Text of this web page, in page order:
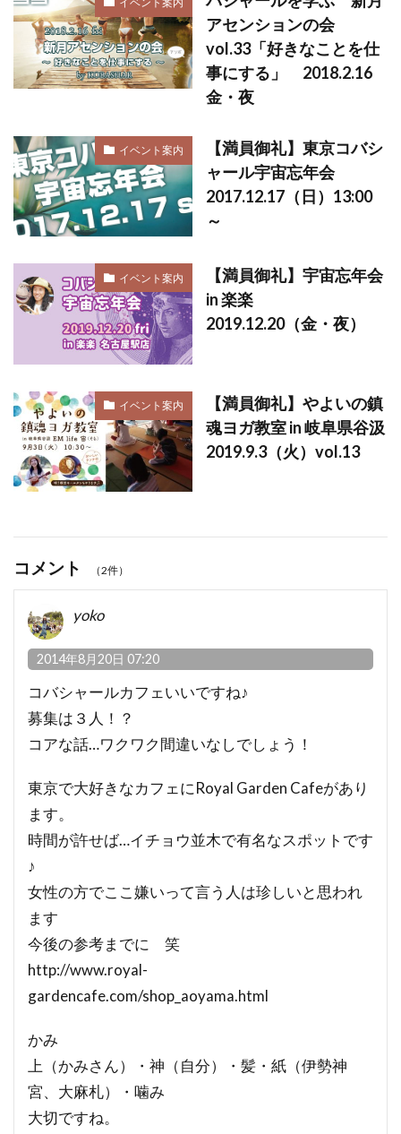
アセンションの会
vol.33「好きなことを仕
事にする」 2018.2.16
金・夜
イベント案内
【満員御礼】東京コバシ
ャール宇宙忘年会
2017.12.17（日）13:00
～
イベント案内
【満員御礼】宇宙忘年会
in 楽楽
2019.12.20（金・夜）
イベント案内
【満員御礼】やよいの鎮
魂ヨガ教室 in 岐阜県谷汲
2019.9.3（火）vol.13
コメント （2件）
yoko
2014年8月20日 07:20
コバシャールカフェいいですね♪
募集は３人！？
コアな話…ワクワク間違いなしでしょう！
東京で大好きなカフェにRoyal Garden Cafeがあり
ます。
時間が許せば…イチョウ並木で有名なスポットです
♪
女性の方でここ嫌いって言う人は珍しいと思われ
ます
今後の参考までに 笑
http://www.royal-
gardencafe.com/shop_aoyama.html
かみ
上（かみさん）・神（自分）・髪・紙（伊勢神
宮、大麻札）・噛み
大切ですね。